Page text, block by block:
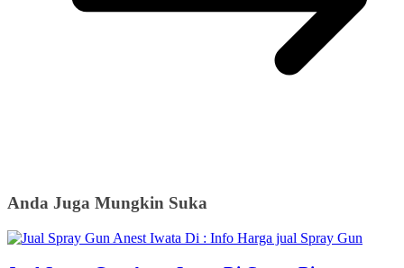
Anda Juga Mungkin Suka